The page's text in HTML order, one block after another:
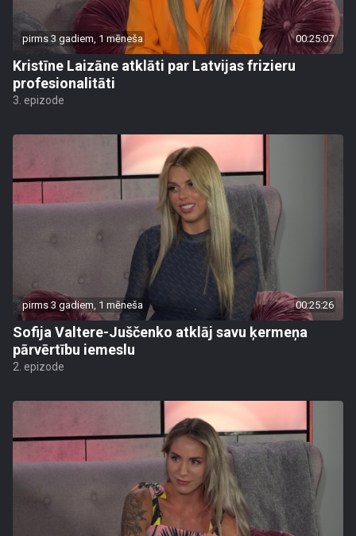
pirms 3 gadiem, 1 mēneša 00:25:07
Kristīne Laizāne atklāti par Latvijas frizieru
profesionalitāti
3. epizode
pirms 3 gadiem, 1 mēneša 00:25:26
Sofija Valtere-Juščenko atklāj savu ķermeņa
pārvērtību iemeslu
2. epizode